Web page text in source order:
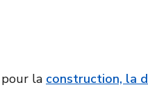
la construction, la